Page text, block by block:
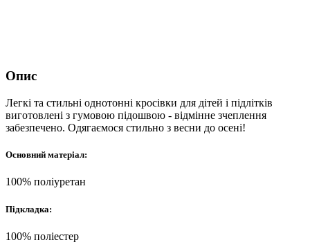
Опис
Легкі та стильні однотонні кросівки для дітей і підлітків
виготовлені з гумовою підошвою - відмінне зчеплення
забезпечено. Одягаємося стильно з весни до осені!
Основний матеріал:
100% поліуретан
Підкладка:
100% поліестер